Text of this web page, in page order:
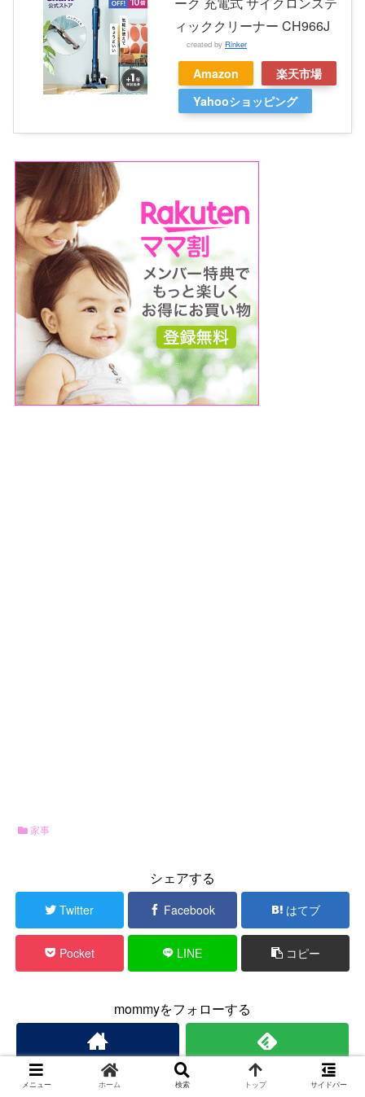
ィッククリーナー CH966J
created by Rinker
Amazon
楽天市場
Yahooショッピング
家事
シェアする
Twitter Facebook はてブ
Pocket LINE コピー
mommyをフォローする
メニュー ホーム 検索 トップ サイドバー